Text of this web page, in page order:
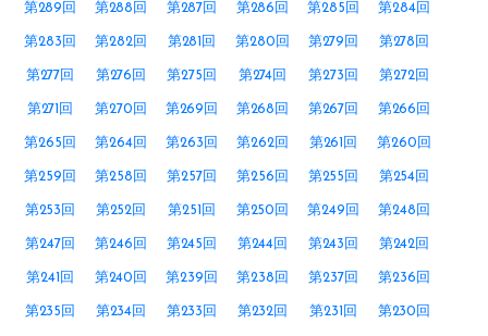
第289回 第288回 第287回 第286回 第285回 第284回
第283回 第282回 第281回 第280回 第279回 第278回
第277回 第276回 第275回 第274回 第273回 第272回
第271回 第270回 第269回 第268回 第267回 第266回
第265回 第264回 第263回 第262回 第261回 第260回
第259回 第258回 第257回 第256回 第255回 第254回
第253回 第252回 第251回 第250回 第249回 第248回
第247回 第246回 第245回 第244回 第243回 第242回
第241回 第240回 第239回 第238回 第237回 第236回
第235回 第234回 第233回 第232回 第231回 第230回